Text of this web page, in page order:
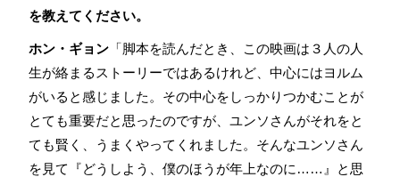
を教えてください。
ホン・ギョン 「脚本を読んだとき、この映画は３人の人
生が絡まるストーリーではあるけれど、中心にはヨルム
がいると感じました。その中心をしっかりつかむことが
とても重要だと思ったのですが、ユンソさんがそれをと
ても賢く、うまくやってくれました。そんなユンソさん
を見て『どうしよう、僕のほうが年上なのに……』と思